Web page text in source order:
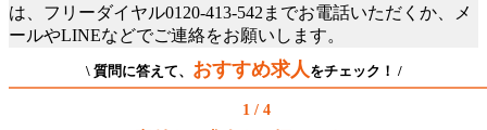
は、フリーダイヤル0120-413-542までお電話いただくか、メ
ールやLINEなどでご連絡をお願いします。
\ 質問に答えて、 おすすめ求人 をチェック！ /
1 / 4